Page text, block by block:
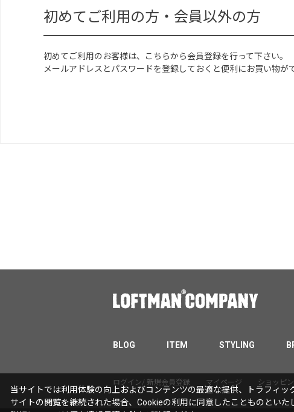
初めてご利用の方・会員以外の方
初めてご利用のお客様は、こちらから会員登録を行って下さい。
メールアドレスとパスワードを登録しておくと便利にお買い物が
BLOG ITEM STYLING
ログイン/ 新規会員登録 マイページ ショッピ
当サイトでは利用体験の向上およびコンテンツの最適な提供、トラフィッ
サイトの閲覧を継続された場合、Cookieの利用に同意したことものといた